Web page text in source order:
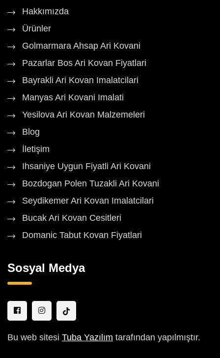
Hakkımızda
Ürünler
Golmarmara Ahsap Ari Kovani
Pazarlar Bos Ari Kovan Fiyatlari
Bayrakli Ari Kovan Imalatcilari
Manyas Ari Kovani Imalati
Yesilova Ari Kovan Malzemeleri
Blog
İletişim
Ihsaniye Uygun Fiyatli Ari Kovani
Bozdogan Polen Tuzakli Ari Kovani
Seydikemer Ari Kovan Imalatcilari
Bucak Ari Kovan Cesitleri
Domanic Tabut Kovan Fiyatlari
Sosyal Medya
Bu web sitesi Tuba Yazılım tarafından yapılmıştır.